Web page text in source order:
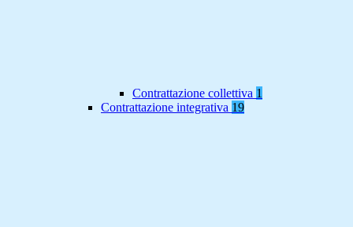
Contrattazione collettiva 1
Contrattazione integrativa 19